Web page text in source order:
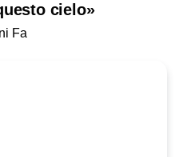
cielo»
Fa